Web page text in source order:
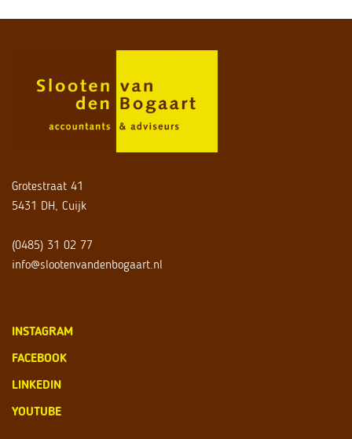
Grotestraat 41
5431 DH, Cuijk
(0485) 31 02 77
info@slootenvandenbogaart.nl
INSTAGRAM
FACEBOOK
LINKEDIN
YOUTUBE